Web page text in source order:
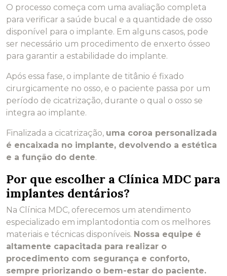
O processo começa com uma avaliação completa
para verificar a saúde bucal e a quantidade de osso
disponível para o implante. Em alguns casos, pode
ser necessário um procedimento de enxerto ósseo
para garantir a estabilidade do implante.
Após essa fase, o implante de titânio é fixado
cirurgicamente no osso, e o paciente passa por um
período de cicatrização, durante o qual o osso se
integra ao implante.
Finalizada a cicatrização, uma coroa personalizada
é encaixada no implante, devolvendo a estética
e a função do dente.
Por que escolher a Clínica MDC para
implantes dentários?
Na Clínica MDC, oferecemos um atendimento
especializado em implantodontia com os melhores
materiais e técnicas disponíveis. Nossa equipe é
altamente capacitada para realizar o
procedimento com segurança e conforto,
sempre priorizando o bem-estar do paciente.